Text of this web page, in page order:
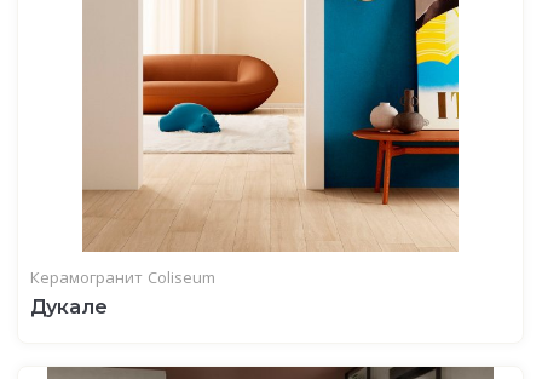
Керамогранит Coliseum
Дукале